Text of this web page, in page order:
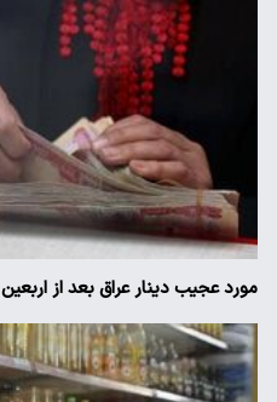
مورد عجیب دینار عراق بعد از اربعین ۱۴۰۵